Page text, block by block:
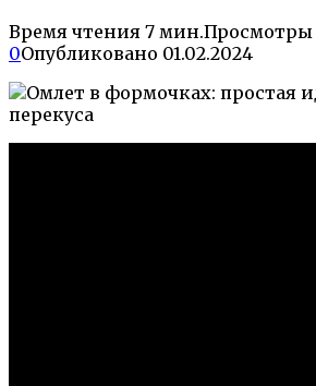
Время чтения 7 мин.Просмотры
0Опубликовано 01.02.2024